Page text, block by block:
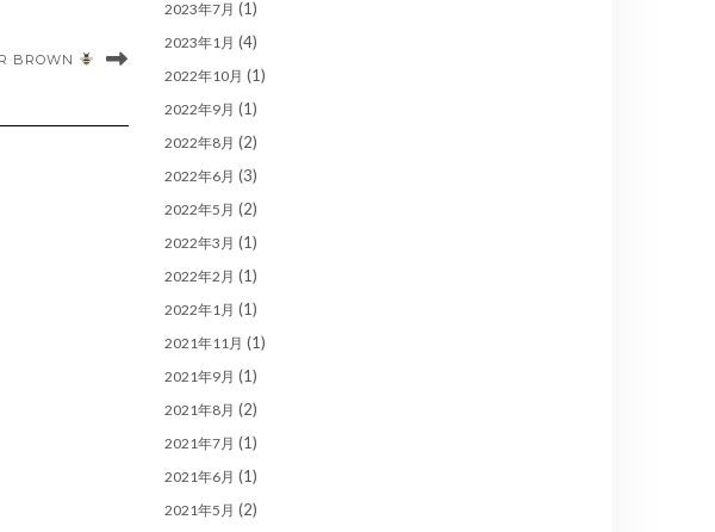
BROWN
2023年7月 (1)
2023年1月 (4)
2022年10月 (1)
2022年9月 (1)
2022年8月 (2)
2022年6月 (3)
2022年5月 (2)
2022年3月 (1)
2022年2月 (1)
2022年1月 (1)
2021年11月 (1)
2021年9月 (1)
2021年8月 (2)
2021年7月 (1)
2021年6月 (1)
2021年5月 (2)